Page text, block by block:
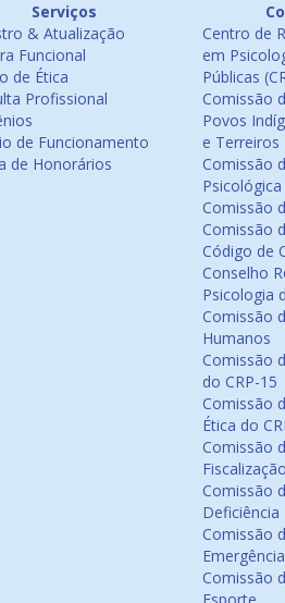
Serviços
& Atualização
Funcional
de Ética
Profissional
de Funcionamento
de Honorários
Centro de
em
Públicas
Comissão
Povos
e Terreiros
Comissão
Psicológica
Comissão
Comissão
Código de
Conselho
Psicologia
Comissão
Humanos
Comissão
do CRP-15
Comissão
Ética do
Comissão
Comissão
Deficiência
Comissão
Comissão